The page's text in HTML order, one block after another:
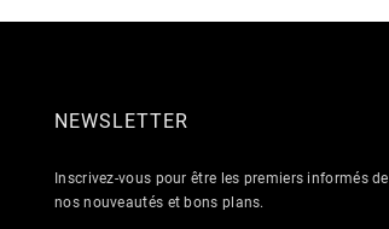
NEWSLETTER
Inscrivez-vous pour être les premiers informés de
nos nouveautés et bons plans.